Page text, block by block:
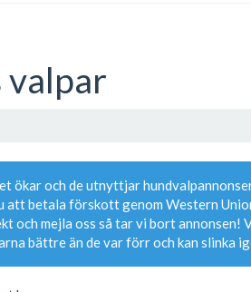
valpar
ökar och de utnyttjar
att betala förskott genom Western
och mejla oss så tar vi bort annonsen!
bättre än de var förr och kan slinka